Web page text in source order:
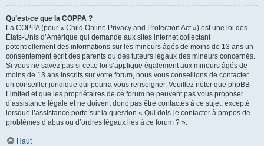
Qu’est-ce que la COPPA ?
La COPPA (pour « Child Online Privacy and Protection Act ») est une loi des
États-Unis d’Amérique qui demande aux sites internet collectant
potentiellement des informations sur les mineurs âgés de moins de 13 ans un
consentement écrit des parents ou des tuteurs légaux des mineurs concernés.
Si vous ne savez pas si cette loi s’applique également aux mineurs âgés de
moins de 13 ans inscrits sur votre forum, nous vous conseillons de contacter
un conseiller juridique qui pourra vous renseigner. Veuillez noter que phpBB
Limited et que les propriétaires de ce forum ne peuvent pas vous proposer
d’assistance légale et ne doivent donc pas être contactés à ce sujet, excepté
lorsque l’assistance porte sur la question « Qui dois-je contacter à propos de
problèmes d’abus ou d’ordres légaux liés à ce forum ? ».
Haut